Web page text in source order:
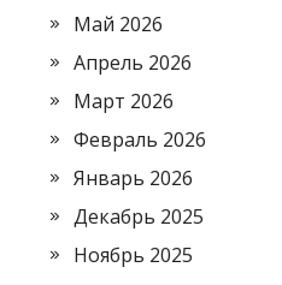
Май 2026
Апрель 2026
Март 2026
Февраль 2026
Январь 2026
Декабрь 2025
Ноябрь 2025